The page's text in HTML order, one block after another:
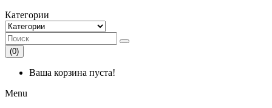
Категории
(0)
Ваша корзина пуста!
Menu